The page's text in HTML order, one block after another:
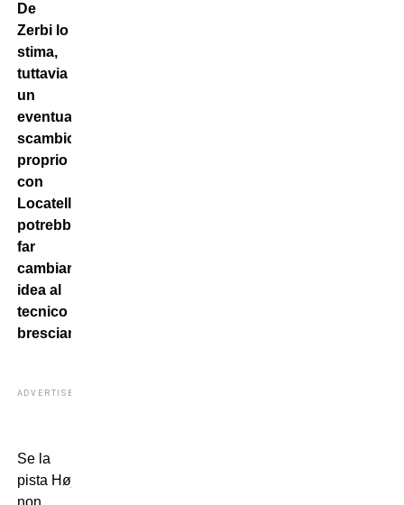
De
Zerbi lo
stima,
tuttavia
un
eventuale
scambio
proprio
con
Locatelli
potrebbe
far
cambiare
idea al
tecnico
bresciano.
ADVERTISEMENT
Se la
pista Højbjerg